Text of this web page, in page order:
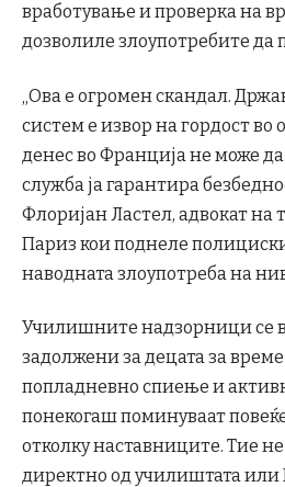
вработување и проверка на
дозволиле злоупотребите да
„Ова е огромен скандал.
систем е извор на гордост во
денес во Франција не може да
служба ја гарантира
Флоријан Ластел, адвокат на
Париз кои поднеле
наводната злоупотреба на
Училишните надзорници се
задолжени за децата за
попладневно спиење и
понекогаш поминуваат
отколку наставниците. Тие
директно од училиштата или